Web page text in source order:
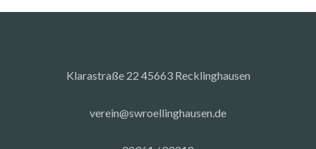
Klarastraße 22 45663 Recklinghausen
verein@swroellinghausen.de